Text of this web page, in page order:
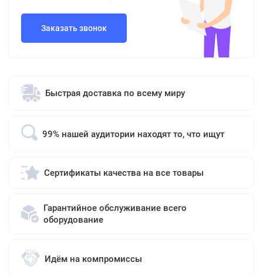
Заказать звонок
Быстрая доставка по всему миру
99% нашей аудитории находят то, что ищут
Сертификаты качества на все товары
Гарантийное обслуживание всего
оборудование
Идём на компромиссы